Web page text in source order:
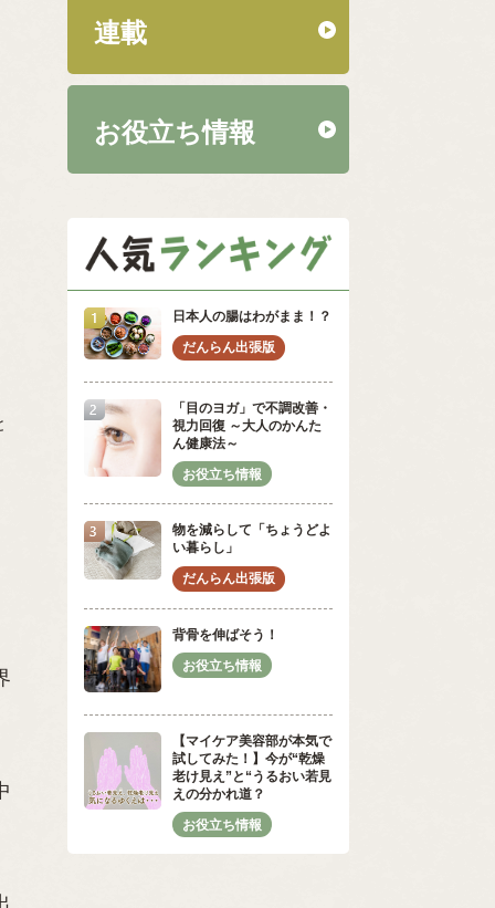
連載
お役立ち情報
日本人の腸はわがまま！？
「目のヨガ」で不調改善・
視力回復 ～大人のかんた
ん健康法～
物を減らして「ちょうどよ
い暮らし」
背骨を伸ばそう！
【マイケア美容部が本気で
試してみた！】今が“乾燥
老け見え”と“うるおい若見
えの分かれ道？